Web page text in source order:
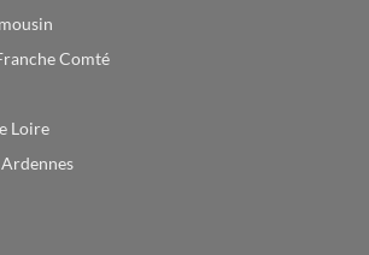
Comté
Loire